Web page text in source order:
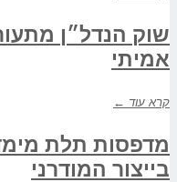
שוק הנדל״ן
אמיתי
קרא עוד ←
מדפסות תלת
בייצור המודרני